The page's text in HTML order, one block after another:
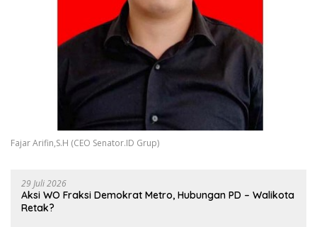
Fajar Arifin,S.H (CEO Senator.ID Grup)
29 Juli 2026
Aksi WO Fraksi Demokrat Metro, Hubungan PD – Walikota
Retak?